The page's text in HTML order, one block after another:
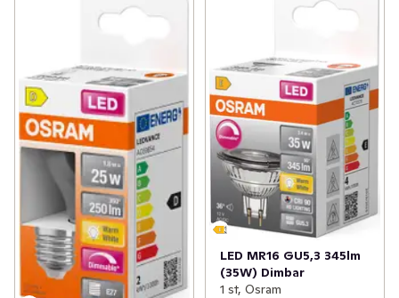
LED MR16 GU5,3 345lm
(35W) Dimbar
1 st, Osram